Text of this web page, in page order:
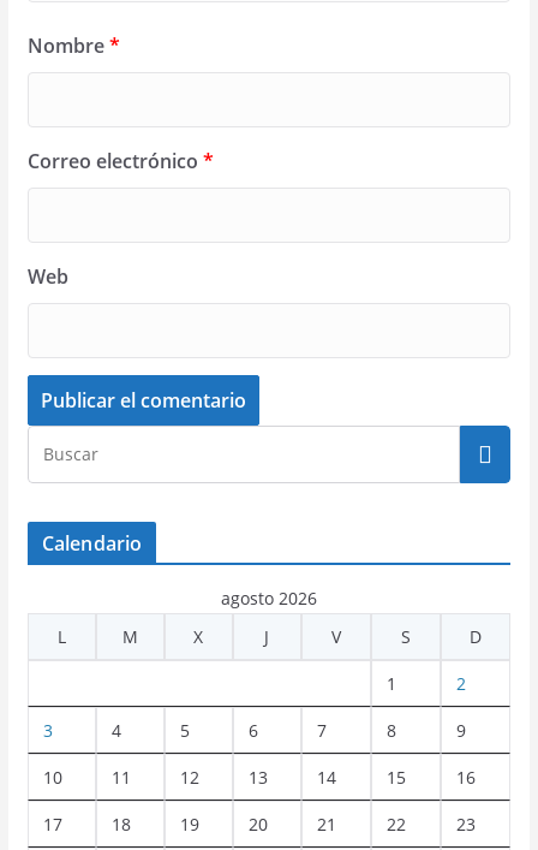
Nombre*
Correo electrónico *
Web
Calendario
agosto 2026
L
M X J V S D
1 2
3 4 5 6 7 8 9
10 11 12 13 14 15 16
17 18 19 20 21 22 23